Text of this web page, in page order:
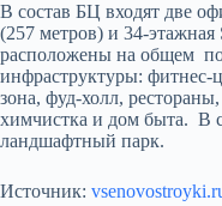
В состав БЦ входят две
(257 метров) и 34-
расположены на общем
инфраструктуры: фитнес-
зона, фуд-холл,
химчистка и дом быта. В
ландшафтный парк.
Источник: